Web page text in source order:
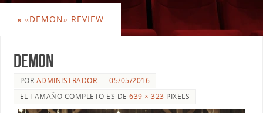
« «DEMON» REVIEW
Demon
POR ADMINISTRADOR
05/05/2016
EL TAMAÑO COMPLETO ES DE639 × 323 PIXELS